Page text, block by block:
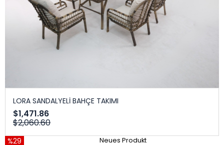
LORA SANDALYELİ BAHÇE TAKIMI
$1,471.86
$2,060.60
%29 Neues Produkt